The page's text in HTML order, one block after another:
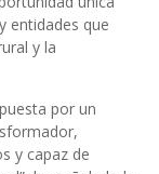
entidades que
y la
por un
y capaz de